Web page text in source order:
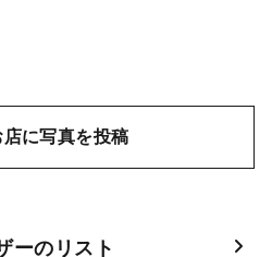
店に写真を投稿
ーのリスト